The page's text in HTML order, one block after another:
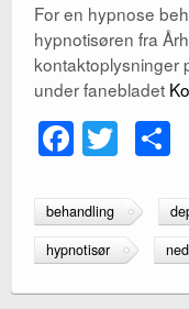
For en hypnose
hypnotisøren fra
kontaktoplysninger
under fanebladet
F
c
e
b
T
tt
er e
behandling
hypnotisør